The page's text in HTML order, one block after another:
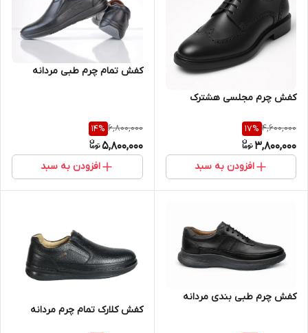
کفش چرم مجلسی هشترک
4,600,000
17%
3,800,000
افزودن به سبد
کفش تمام چرم طبی مردانه
6,800,000
14%
5,800,000
افزودن به سبد
کفش چرم طبی بندی مردانه
کفش کلارک تمام چرم مردانه